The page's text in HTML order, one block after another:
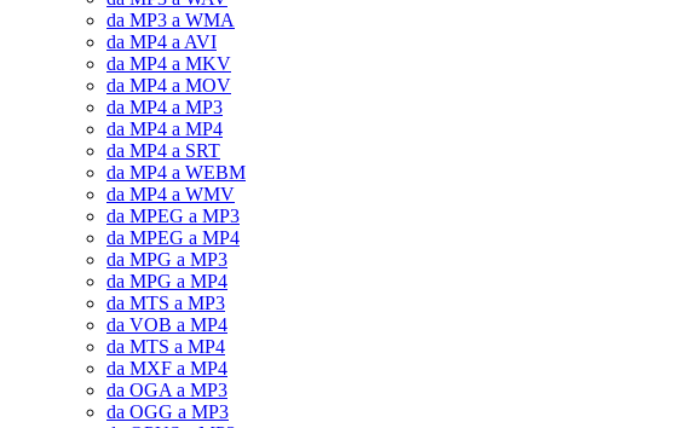
da MP3 a WMA
da MP4 a AVI
da MP4 a MKV
da MP4 a MOV
da MP4 a MP3
da MP4 a MP4
da MP4 a SRT
da MP4 a WEBM
da MP4 a WMV
da MPEG a MP3
da MPEG a MP4
da MPG a MP3
da MPG a MP4
da MTS a MP3
da VOB a MP4
da MTS a MP4
da MXF a MP4
da OGA a MP3
da OGG a MP3